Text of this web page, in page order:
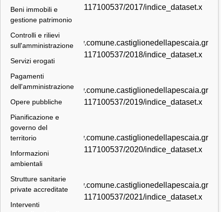
Beni immobili e
gestione patrimonio
Controlli e rilievi
sull'amministrazione
Servizi erogati
Pagamenti
dell'amministrazione
Opere pubbliche
Pianificazione e
governo del
territorio
Informazioni
ambientali
Strutture sanitarie
private accreditate
Interventi
.it/00117100537/2017/indice_dataset.x
ml
www.comune.castiglionedellapescaia.gr
.it/00117100537/2018/indice_dataset.x
www.comune.castiglionedellapescaia.gr
.it/00117100537/2019/indice_dataset.x
www.comune.castiglionedellapescaia.gr
.it/00117100537/2020/indice_dataset.x
www.comune.castiglionedellapescaia.gr
.it/00117100537/2021/indice_dataset.x